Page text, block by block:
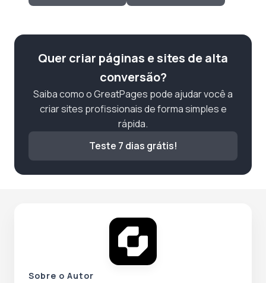
Quer criar páginas e sites de alta
conversão?
Saiba como o GreatPages pode ajudar você a
criar sites profissionais de forma simples e
rápida.
Teste 7 dias grátis!
Sobre o Autor